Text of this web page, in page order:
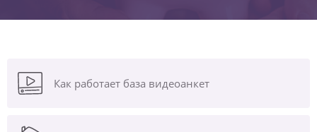
Как работает база видеоанкет